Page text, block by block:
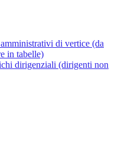
di vertice (da
in tabelle)
dirigenziali (dirigenti non